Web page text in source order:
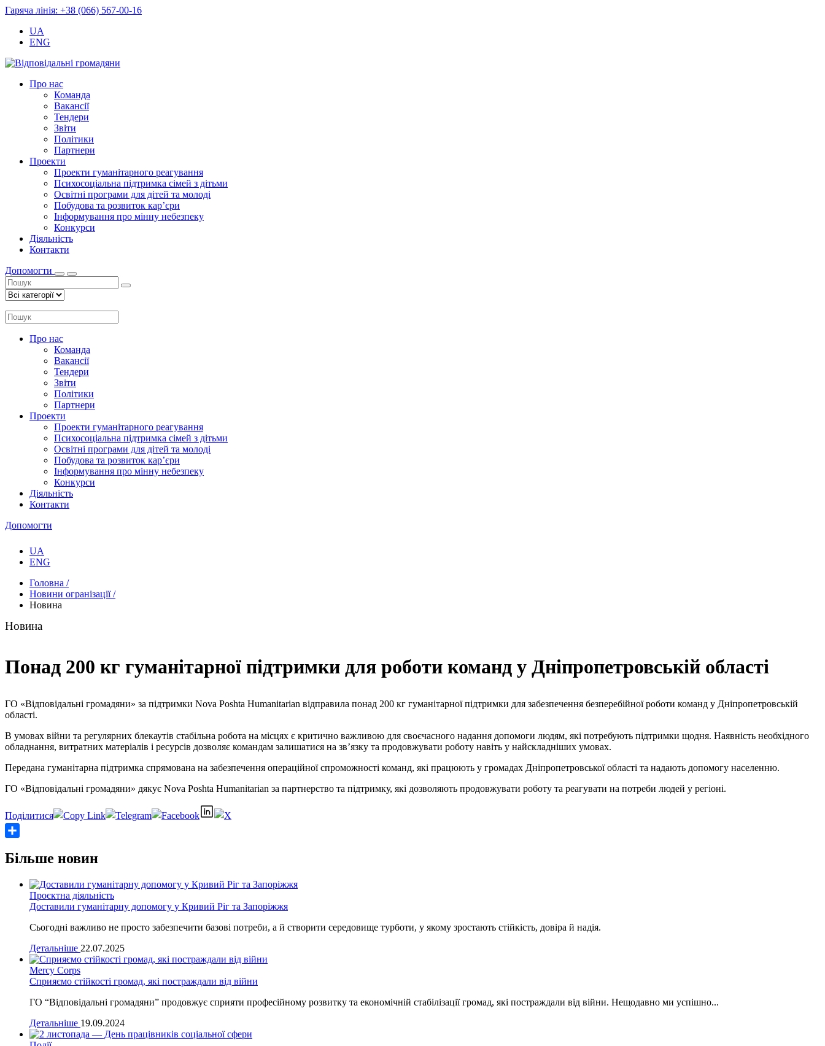
Гаряча лінія: +38 (066) 567-00-16
UA
ENG
Про нас
Команда
Вакансії
Тендери
Звіти
Політики
Партнери
Проекти
Проекти гуманітарного реагування
Психосоціальна підтримка сімей з дітьми
Освітні програми для дітей та молоді
Побудова та розвиток кар’єри
Інформування про мінну небезпеку
Конкурси
Діяльність
Контакти
Допомогти
Про нас
Команда
Вакансії
Тендери
Звіти
Політики
Партнери
Проекти
Проекти гуманітарного реагування
Психосоціальна підтримка сімей з дітьми
Освітні програми для дітей та молоді
Побудова та розвиток кар’єри
Інформування про мінну небезпеку
Конкурси
Діяльність
Контакти
Допомогти
UA
ENG
Головна /
Новини огранізації /
Новина
Новина
Понад 200 кг гуманітарної підтримки для роботи команд у Дніпропетровській області
ГО «Відповідальні громадяни» за підтримки Nova Poshta Humanitarian відправила понад 200 кг гуманітарної підтримки для забезпечення безперебійної роботи команд у Дніпропетровській
області.
В умовах війни та регулярних блекаутів стабільна робота на місцях є критично важливою для своєчасного надання допомоги людям, які потребують підтримки щодня. Наявність необхідного
обладнання, витратних матеріалів і ресурсів дозволяє командам залишатися на зв’язку та продовжувати роботу навіть у найскладніших умовах.
Передана гуманітарна підтримка спрямована на забезпечення операційної спроможності команд, які працюють у громадах Дніпропетровської області та надають допомогу населенню.
ГО «Відповідальні громадяни» дякує Nova Poshta Humanitarian за партнерство та підтримку, які дозволяють продовжувати роботу та реагувати на потреби людей у регіоні.
Більше новин
Проєктна діяльність
Доставили гуманітарну допомогу у Кривий Ріг та Запоріжжя
Сьогодні важливо не просто забезпечити базові потреби, а й створити середовище турботи, у якому зростають стійкість, довіра й надія.
Детальніше 22.07.2025
Mercy Corps
Сприяємо стійкості громад, які постраждали від війни
ГО “Відповідальні громадяни” продовжує сприяти професійному розвитку та економічній стабілізації громад, які постраждали від війни. Нещодавно ми успішно...
Детальніше 19.09.2024